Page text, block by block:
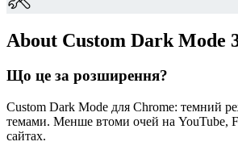
About Custom Dark Mode
Що це за розширення?
Custom Dark Mode для Chrome: темний
темами. Менше втоми очей на YouTube,
сайтах.